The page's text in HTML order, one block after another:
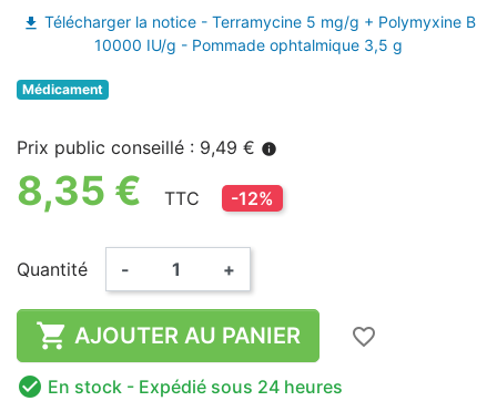
file_download Télécharger la notice - Terramycine 5 mg/g + Polymyxine B
10000 IU/g - Pommade ophtalmique 3,5 g
Médicament
Prix public conseillé : 9,49 € info
8,35 € TTC -12%
Quantité - +
 AJOUTER AU PANIER
favorite_border
 En stock - Expédié sous 24 heures